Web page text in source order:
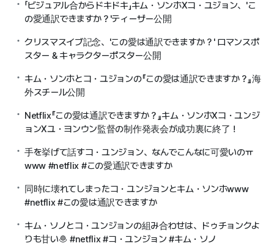
「ビジュアル合からドキドキ」キム・ソンホXコ・ユジョン、'こ
の愛通訳できますか？'ティーザー公開
クリスマスイブ記念、'この愛は通訳できますか？' ロマンスポ
スター & キャラクターポスター公開
キム・ソンホとコ・ユジョンの『この愛は通訳できますか？』海
外スチール公開
Netflix『この愛は通訳できますか？』キム・ソンホXコ・ユンジ
ョンXユ・ヨンウン監督の制作発表会が成功裏に終了！
手を挙げて話すコ・ユンジョン、なんでこんなに可愛いのㅠ
www #netflix #この愛通訳できますか
同時に壊れてしまったコ・ユンジョンとキム・ソンホwww
#netflix #この愛は通訳できますか
キム・ソノとコ・ユンジョンの組み合わせは、ドゥチョンクよ
りも甘い🧆 #netflix #コ・ユンジョン #キム・ソノ